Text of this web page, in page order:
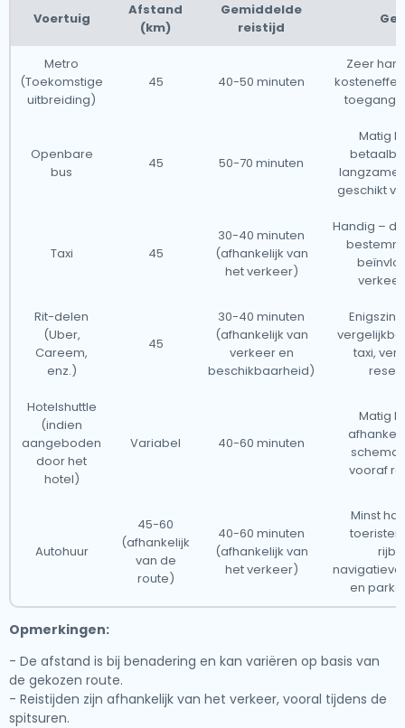
Voertuig
Afstand
(km)
Gemiddelde
reistijd
Metro
(Toekomstige
uitbreiding)
45 40-50 minuten
Zeer
toegang
Openbare
bus
45 50-70 minuten
Matig
geschikt
Taxi 45
30-40 minuten
(afhankelijk van
het verkeer)
Handig –
Rit-delen
(Uber,
Careem,
enz.)
45
30-40 minuten
(afhankelijk van
verkeer en
beschikbaarheid)
taxi,
Hotelshuttle
(indien
aangeboden
door het
hotel)
Variabel 40-60 minuten
Matig
vooraf
Autohuur
45-60
(afhankelijk
van de
route)
40-60 minuten
(afhankelijk van
het verkeer)
Minst
en
Opmerkingen:
- De afstand is bij benadering en kan variëren op basis van
de gekozen route.
- Reistijden zijn afhankelijk van het verkeer, vooral tijdens de
spitsuren.